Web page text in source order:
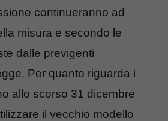
continueranno ad
misura e secondo le
dalle previgenti
Per quanto riguarda i
allo scorso 31 dicembre
il vecchio modello